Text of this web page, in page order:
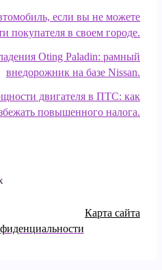
если вы не можете
покупателя в своем городе.
Oting Paladin: рамный
внедорожник на базе Nissan.
двигателя в ПТС: как
повышенного налога.
Карта сайта